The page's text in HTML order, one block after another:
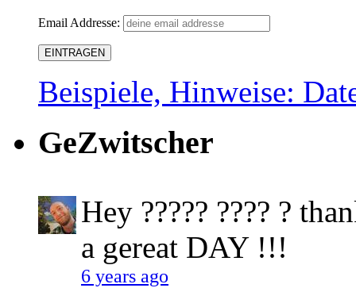
Email Addresse:
Beispiele, Hinweise:
GeZwitscher
Hey ????? ???? ?
a gereat DAY !!!
6 years ago